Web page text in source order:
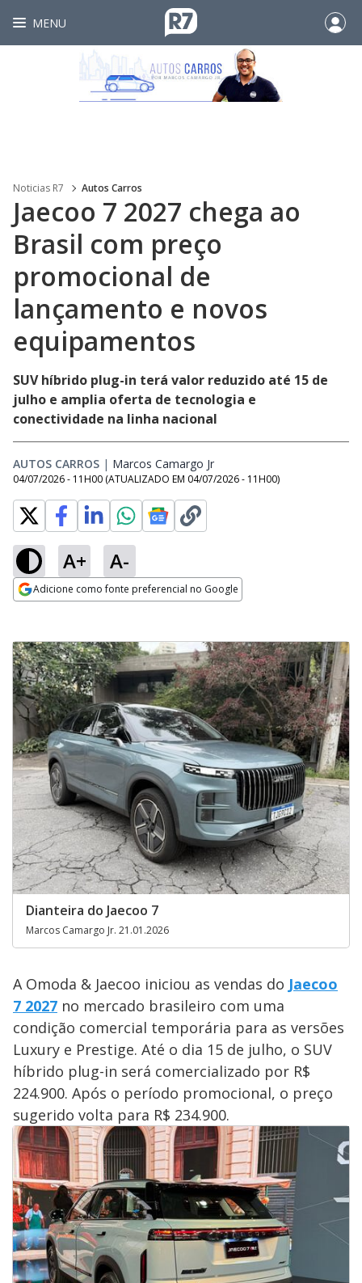
MENU
Noticias R7 Autos Carros
Jaecoo 7 2027 chega ao
Brasil com preço
promocional de
lançamento e novos
equipamentos
SUV híbrido plug-in terá valor reduzido até 15 de
julho e amplia oferta de tecnologia e
conectividade na linha nacional
AUTOS CARROS | Marcos Camargo Jr
04/07/2026 - 11H00 (ATUALIZADO EM 04/07/2026 - 11H00)
A+ A-
Adicione como fonte preferencial no Google
Dianteira do Jaecoo 7
Marcos Camargo Jr. 21.01.2026
A Omoda & Jaecoo iniciou as vendas do Jaecoo
7 2027 no mercado brasileiro com uma
condição comercial temporária para as versões
Luxury e Prestige. Até o dia 15 de julho, o SUV
híbrido plug-in será comercializado por R$
224.900. Após o período promocional, o preço
sugerido volta para R$ 234.900.